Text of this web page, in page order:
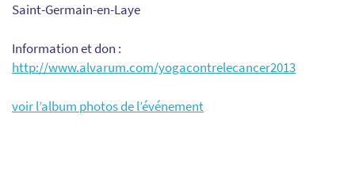
Saint-Germain-en-Laye
Information et don :
http://www.alvarum.com/yogacontrelecancer2013
voir l’album photos de l’événement